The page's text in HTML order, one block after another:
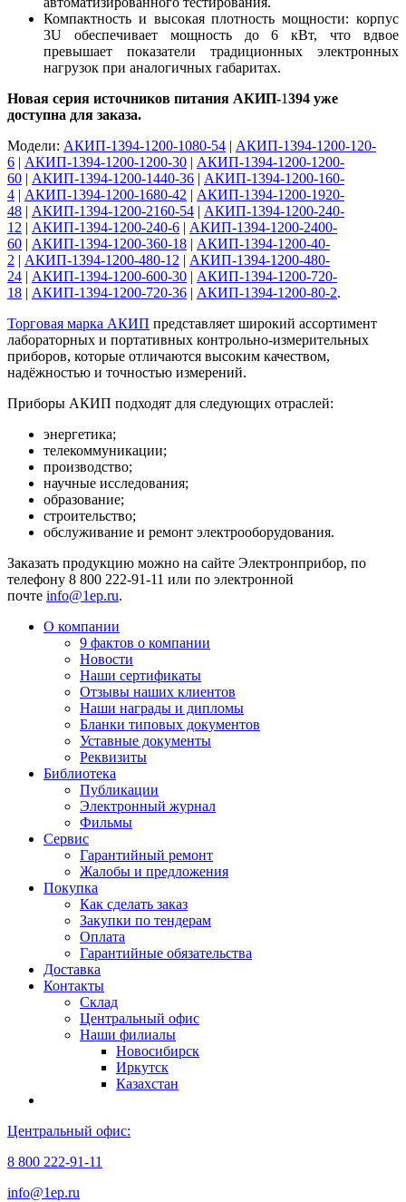
Компактность и высокая плотность мощности: корпус
3U обеспечивает мощность до 6 кВт, что вдвое
превышает показатели традиционных электронных
нагрузок при аналогичных габаритах.
Новая серия источников питания АКИП-1394 уже
доступна для заказа.
Модели: АКИП-1394-1200-1080-54 | АКИП-1394-1200-120-
6 | АКИП-1394-1200-1200-30 | АКИП-1394-1200-1200-
60 | АКИП-1394-1200-1440-36 | АКИП-1394-1200-160-
4 | АКИП-1394-1200-1680-42 | АКИП-1394-1200-1920-
48 | АКИП-1394-1200-2160-54 | АКИП-1394-1200-240-
12 | АКИП-1394-1200-240-6 | АКИП-1394-1200-2400-
60 | АКИП-1394-1200-360-18 | АКИП-1394-1200-40-
2 | АКИП-1394-1200-480-12 | АКИП-1394-1200-480-
24 | АКИП-1394-1200-600-30 | АКИП-1394-1200-720-
18 | АКИП-1394-1200-720-36 | АКИП-1394-1200-80-2.
Торговая марка АКИП представляет широкий ассортимент
лабораторных и портативных контрольно-измерительных
приборов, которые отличаются высоким качеством,
надёжностью и точностью измерений.
Приборы АКИП подходят для следующих отраслей:
энергетика;
телекоммуникации;
производство;
научные исследования;
образование;
строительство;
обслуживание и ремонт электрооборудования.
Заказать продукцию можно на сайте Электронприбор, по
телефону 8 800 222-91-11 или по электронной
почте info@1ep.ru.
О компании
9 фактов о компании
Новости
Наши сертификаты
Отзывы наших клиентов
Наши награды и дипломы
Бланки типовых документов
Уставные документы
Реквизиты
Библиотека
Публикации
Электронный журнал
Фильмы
Сервис
Гарантийный ремонт
Жалобы и предложения
Покупка
Как сделать заказ
Закупки по тендерам
Оплата
Гарантийные обязательства
Доставка
Контакты
Склад
Центральный офис
Наши филиалы
Новосибирск
Иркутск
Казахстан
Центральный офис:
8 800 222-91-11
info@1ep.ru